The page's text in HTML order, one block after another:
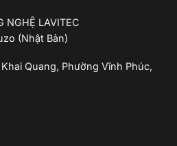
NGHỆ LAVITEC
(Nhật Bản)
Quang, Phường Vĩnh Phúc,